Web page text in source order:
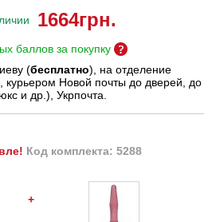
1664грн.
баллов за покупку
(бесплатно), на отделение
курьером Новой почты до дверей, до
и др.), Укрпочта.
Код комплекта: 5288
+